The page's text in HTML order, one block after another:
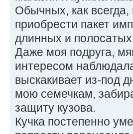
Обычных, как
приобрести пакет
длинных и
Даже моя подруга,
интересом
выскакивает из-под
мою семечкам,
защиту кузова.
Кучка постепенно